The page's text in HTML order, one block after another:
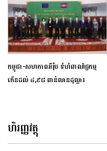
កម្ពុជា-សហភាព​អឺរ៉ុប ទំហំពាណិជ្ជកម្ម
កើនដល់ ៤,៩៨ ពាន់​លាន​ដុល្លារ
ហិរញ្ញវត្ថុ